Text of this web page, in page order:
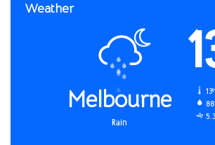
Weather
Melbourne
Rain